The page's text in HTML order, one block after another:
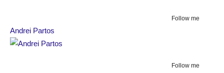
Follow me
Andrei Partos
Follow me